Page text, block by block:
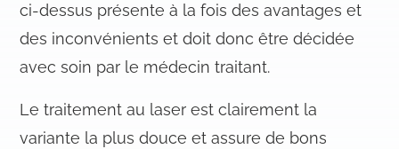
ci-dessus présente à la fois des avantages et
des inconvénients et doit donc être décidée
avec soin par le médecin traitant.
Le traitement au laser est clairement la
variante la plus douce et assure de bons